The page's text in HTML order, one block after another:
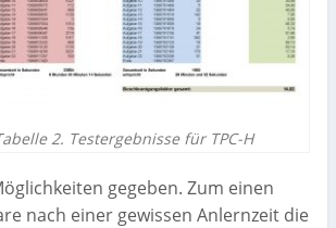
2. Testergebnisse für TPC-H
gegeben. Zum einen
nach einer gewissen Anlernzeit die